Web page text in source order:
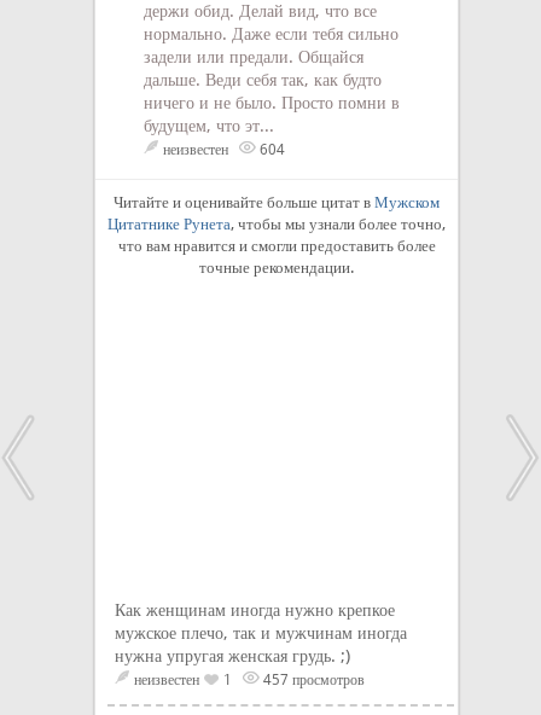
держи обид. Делай вид, что все
нормально. Даже если тебя сильно
задели или предали. Общайся
дальше. Веди себя так, как будто
ничего и не было. Просто помни в
будущем, что эт...
неизвестен 604
Читайте и оценивайте больше цитат в Мужском
Цитатнике Рунета, чтобы мы узнали более точно,
что вам нравится и смогли предоставить более
точные рекомендации.
Как женщинам иногда нужно крепкое
мужское плечо, так и мужчинам иногда
нужна упругая женская грудь. ;)
неизвестен 1 457 просмотров